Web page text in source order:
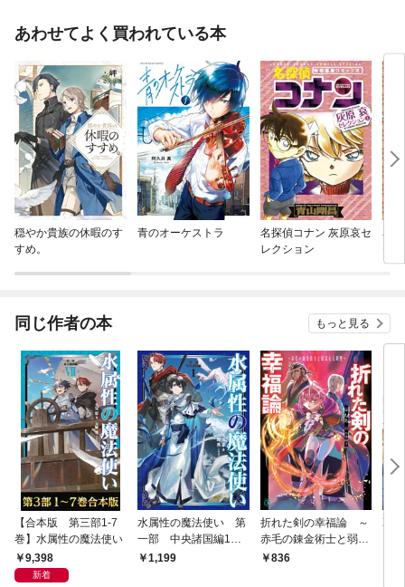
あわせてよく買われている本
穏やか貴族の休暇のす
すめ。
青のオーケストラ
名探偵コナン 灰原哀セ
レクション
名
セ
同じ作者の本 もっと見る
【合本版 第三部1-7
巻】水属性の魔法使い
9,398
新着
水属性の魔法使い 第
一部 中央諸国編1
【電子書籍限定書き下
1,199
折れた剣の幸福論 ～
赤毛の錬金術士と弱気
な元剣聖～【電子特典
836
乙